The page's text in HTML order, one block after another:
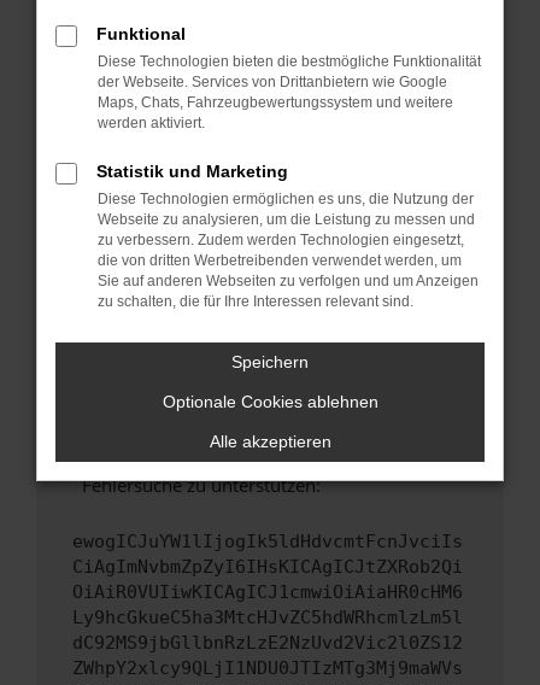
Fenster?
Starte dein Gerät neu.
Das kann manchmal helfen, vorübergehende
Probleme zu beheben.
Betriebssystem auf dem neuesten Stand
sind.
Veraltete Software birgt nicht nur ein
Sicherheitsrisiko, sondern kann auch dazu
führen, dass bestimmte Funktionen nicht mehr
unterstützt werden.
Wende dich an den Webseitenbetreiber.
Wenn du alle oben genannten Schritte versucht
hast, kontaktiere uns bitte. Wir werden
versuchen, das Problem zu beheben. Du kannst
uns diesen Text schicken, um uns bei der
Fehlersuche zu unterstützen:
ewogICJuYW1lIjogIk5ldHdvcmtFcnJvciIs
CiAgImNvbmZpZyI6IHsKICAgICJtZXRob2Qi
OiAiR0VUIiwKICAgICJ1cmwiOiAiaHR0cHM6
Ly9hcGkueC5ha3MtcHJvZC5hdWRhcmlzLm5l
dC92MS9jbGllbnRzLzE2NzUvd2Vic2l0ZS12
ZWhpY2xlcy9QLjI1NDU0JTIzMTg3Mj9maWVs
Funktional
Diese Technologien bieten die bestmögliche Funktionalität
der Webseite. Services von Drittanbietern wie Google
Maps, Chats, Fahrzeugbewertungssystem und weitere
werden aktiviert.
Statistik und Marketing
Diese Technologien ermöglichen es uns, die Nutzung der
Webseite zu analysieren, um die Leistung zu messen und
zu verbessern. Zudem werden Technologien eingesetzt,
die von dritten Werbetreibenden verwendet werden, um
Sie auf anderen Webseiten zu verfolgen und um Anzeigen
zu schalten, die für Ihre Interessen relevant sind.
Speichern
Optionale Cookies ablehnen
Alle akzeptieren